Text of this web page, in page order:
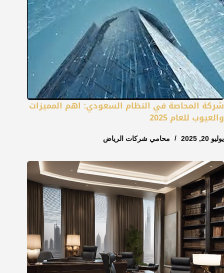
شركة المحاصة في النظام السعودي: اهم المميزات
والعيوب للعام 2025
يوليو 20, 2025 محامي شركات الرياض